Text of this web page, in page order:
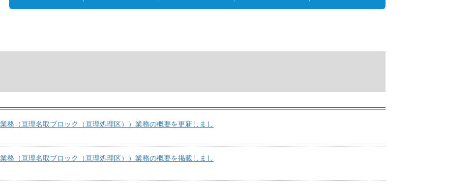
務（亘理名取ブロック（亘理処理区））業務の概要を更新しまし
務（亘理名取ブロック（亘理処理区））業務の概要を掲載しまし